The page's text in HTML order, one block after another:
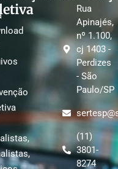
Rua
Apinajés,
nº 1.100,
cj 1403 -
Perdizes
- São
Paulo/SP
(11)
3801-
8274